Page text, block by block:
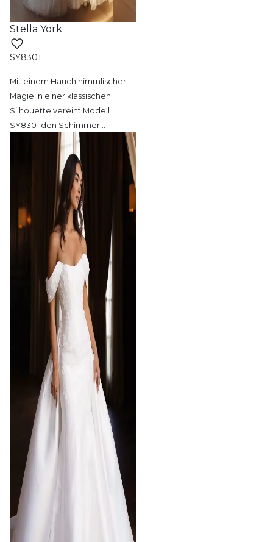
Stella York
SY8301
Mit einem Hauch himmlischer
Magie in einer klassischen
Silhouette vereint Modell
SY8301 den Schimmer